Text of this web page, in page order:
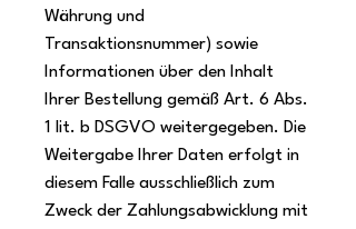
Währung und
Transaktionsnummer) sowie
Informationen über den Inhalt
Ihrer Bestellung gemäß Art. 6 Abs.
1 lit. b DSGVO weitergegeben. Die
Weitergabe Ihrer Daten erfolgt in
diesem Falle ausschließlich zum
Zweck der Zahlungsabwicklung mit